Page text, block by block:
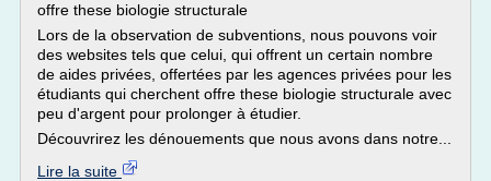
offre these biologie structurale
Lors de la observation de subventions, nous pouvons voir
des websites tels que celui, qui offrent un certain nombre
de aides privées, offertées par les agences privées pour les
étudiants qui cherchent offre these biologie structurale avec
peu d'argent pour prolonger à étudier.
Découvrirez les dénouements que nous avons dans notre...
Lire la suite